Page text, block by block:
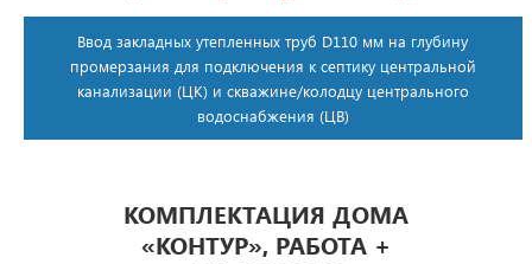
Ввод закладных утепленных труб D110 мм на глубину
промерзания для подключения к септику центральной
канализации (ЦК) и скважине/колодцу центрального
водоснабжения (ЦВ)
КОМПЛЕКТАЦИЯ ДОМА
«КОНТУР», РАБОТА +